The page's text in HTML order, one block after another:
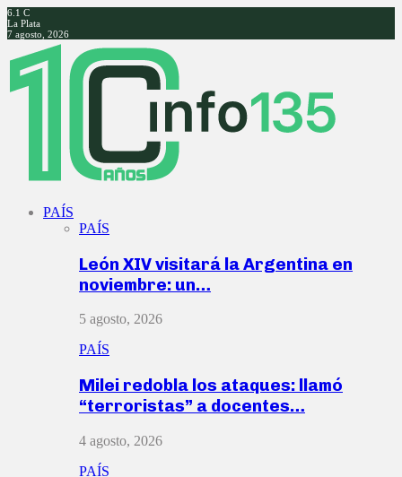
6.1 C
La Plata
7 agosto, 2026
Facebook
Twitter
Instagram
Youtube
PAÍS
PAÍS
León XIV visitará la Argentina en
noviembre: un…
5 agosto, 2026
PAÍS
Milei redobla los ataques: llamó
“terroristas” a docentes…
4 agosto, 2026
PAÍS